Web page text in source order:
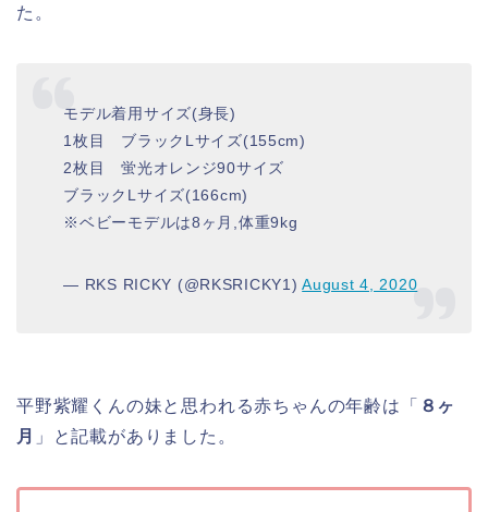
た。
モデル着用サイズ(身長)
1枚目 ブラックLサイズ(155cm)
2枚目 蛍光オレンジ90サイズ
ブラックLサイズ(166cm)
※ベビーモデルは8ヶ月,体重9kg
— RKS RICKY (@RKSRICKY1)August 4, 2020
平野紫耀くんの妹と思われる赤ちゃんの年齢は「 ８ヶ
月
」と記載がありました。